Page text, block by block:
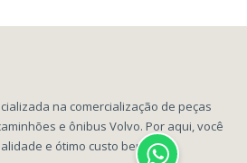
na comercialização de peças
e ônibus Volvo. Por aqui, você
e ótimo custo benefício!